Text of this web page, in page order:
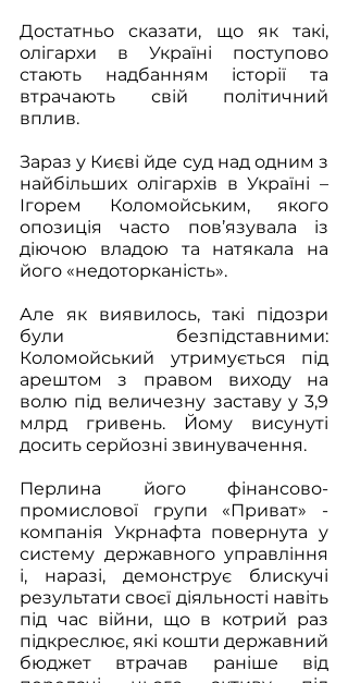
Достатньо сказати, що як такі,
олігархи в Україні поступово
стають надбанням історії та
втрачають свій політичний
вплив.
Зараз у Києві йде суд над одним з
найбільших олігархів в Україні –
Ігорем Коломойським, якого
опозиція часто пов’язувала із
діючою владою та натякала на
його «недоторканість».
Але як виявилось, такі підозри
були безпідставними:
Коломойський утримується під
арештом з правом виходу на
волю під величезну заставу у 3,9
млрд гривень. Йому висунуті
досить серйозні звинувачення.
Перлина його фінансово-
промислової групи «Приват» -
компанія Укрнафта повернута у
систему державного управління
і, наразі, демонструє блискучі
результати своєї діяльності навіть
під час війни, що в котрий раз
підкреслює, які кошти державний
бюджет втрачав раніше від